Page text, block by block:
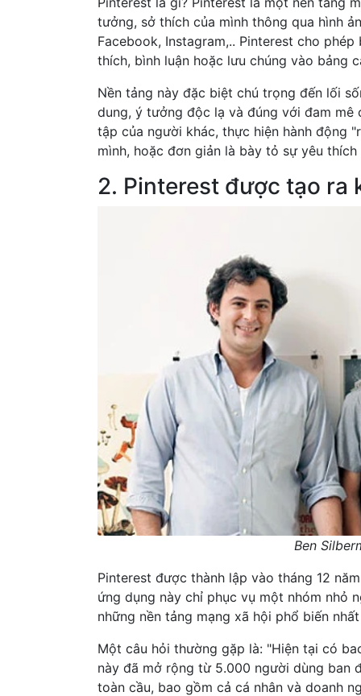
tưởng, sở thích của mình thông qua hình
Facebook, Instagram,.. Pinterest cho
thích, bình luận hoặc lưu chúng vào bảng
Nền tảng này đặc biệt chú trọng đến lối
dung, ý tưởng độc lạ và đúng với đam mê
tập của người khác, thực hiện hành động
mình, hoặc đơn giản là bày tỏ sự yêu
2. Pinterest được tạo ra
Ben
Pinterest được thành lập vào tháng 12
ứng dụng này chỉ phục vụ một nhóm nhỏ
những nền tảng mạng xã hội phổ biến
Một câu hỏi thường gặp là: "Hiện tại có
này đã mở rộng từ 5.000 người dùng ban
toàn cầu, bao gồm cả cá nhân và doanh